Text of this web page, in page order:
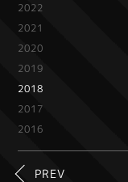
2022
2021
2020
2019
2018
2017
2016
PREV